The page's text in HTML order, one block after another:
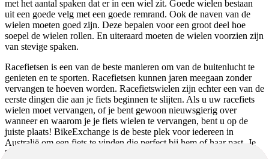
met het aantal spaken dat er in een wiel zit. Goede wielen bestaan
uit een goede velg met een goede remrand. Ook de naven van de
wielen moeten goed zijn. Deze bepalen voor een groot deel hoe
soepel de wielen rollen. En uiteraard moeten de wielen voorzien zijn
van stevige spaken.
Racefietsen is een van de beste manieren om van de buitenlucht te
genieten en te sporten. Racefietsen kunnen jaren meegaan zonder
vervangen te hoeven worden. Racefietswielen zijn echter een van de
eerste dingen die aan je fiets beginnen te slijten. Als u uw racefiets
wielen moet vervangen, of je bent gewoon nieuwsgierig over
wanneer en waarom je je fiets wielen te vervangen, bent u op de
juiste plaats! BikeExchange is de beste plek voor iedereen in
Australië om een fiets te vinden die perfect bij hem of haar past. Je
kann Racefietsen, hybride fietsen, fietswielen, fietsaccessoires en